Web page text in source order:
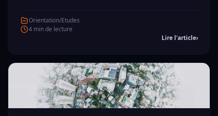
Orientation/Etudes
4 min de lecture
Lire l'article›